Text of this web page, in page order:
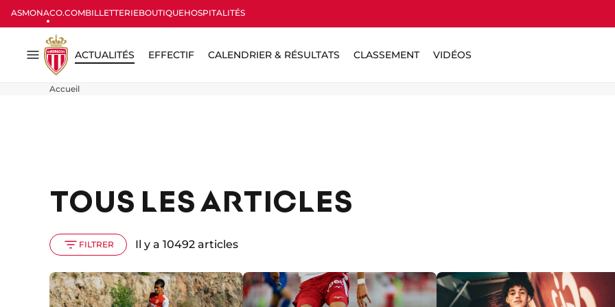
ASMONACO.COMBILLETTERIEBOUTIQUEHOSPITALITÉS
Menu
ACTUALITÉS EFFECTIF CALENDRIER & RÉSULTATS CLASSEMENT VIDÉOS
Accueil
TOUS LES ARTICLES
FILTRER Il y a 10492 articles